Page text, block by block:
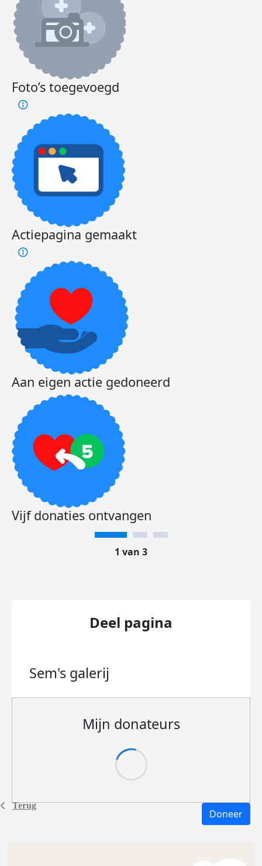
Terug
Foto’s toegevoegd
Actiepagina gemaakt
Aan eigen actie gedoneerd
Vijf donaties ontvangen
1 van 3
Deel pagina
Sem's galerij
Mijn donateurs
Doneer